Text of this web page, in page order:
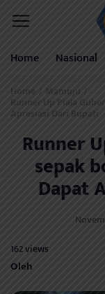
Home Nasional
Home / Mamuju /
Runner Up Piala
Apresiasi Dari Bupati
Runner
sepak
Dapat
162 views
Oleh